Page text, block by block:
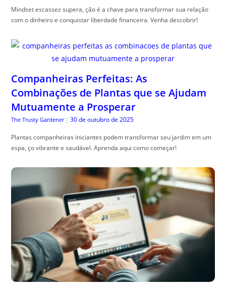
Mindset escassez supera, ção é a chave para transformar sua relação
com o dinheiro e conquistar liberdade financeira. Venha descobrir!
Companheiras Perfeitas: As
Combinações de Plantas que se Ajudam
Mutuamente a Prosperar
The Trusty Gardener | 30 de outubro de 2025
Plantas companheiras iniciantes podem transformar seu jardim em um
espa, ço vibrante e saudável. Aprenda aqui como começar!